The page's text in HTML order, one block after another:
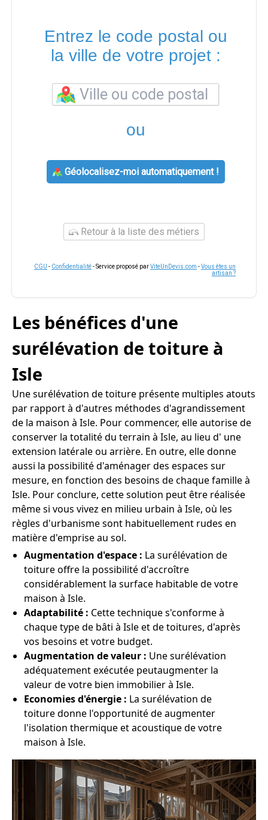
Entrez le code postal ou
la ville de votre projet :
ou
Géolocalisez-moi automatiquement !
Retour à la liste des métiers
CGU - Confidentialité- Service proposé parViteUnDevis.com -Vous êtes un
artisan ?
Les bénéfices d'une
surélévation de toiture à
Isle
Une surélévation de toiture présente multiples atouts
par rapport à d'autres méthodes d'agrandissement
de la maison à Isle. Pour commencer, elle autorise de
conserver la totalité du terrain à Isle, au lieu d' une
extension latérale ou arrière. En outre, elle donne
aussi la possibilité d'aménager des espaces sur
mesure, en fonction des besoins de chaque famille à
Isle. Pour conclure, cette solution peut être réalisée
même si vous vivez en milieu urbain à Isle, où les
règles d'urbanisme sont habituellement rudes en
matière d'emprise au sol.
Augmentation d'espace : La surélévation de
toiture offre la possibilité d'accroître
considérablement la surface habitable de votre
maison à Isle.
Adaptabilité : Cette technique s'conforme à
chaque type de bâti à Isle et de toitures, d'après
vos besoins et votre budget.
Augmentation de valeur : Une surélévation
adéquatement exécutée peutaugmenter la
valeur de votre bien immobilier à Isle.
Economies d'énergie : La surélévation de
toiture donne l'opportunité de augmenter
l'isolation thermique et acoustique de votre
maison à Isle.